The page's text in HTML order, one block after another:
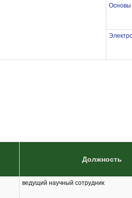
Основы
Должность
ведущий научный сотрудник